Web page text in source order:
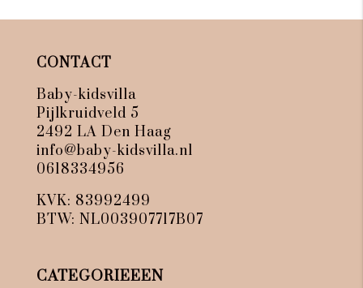
CONTACT
Baby-kidsvilla
Pijlkruidveld 5
2492 LA Den Haag
info@baby-kidsvilla.nl
0618334956
KVK: 83992499
BTW: NL003907717B07
CATEGORIEEEN